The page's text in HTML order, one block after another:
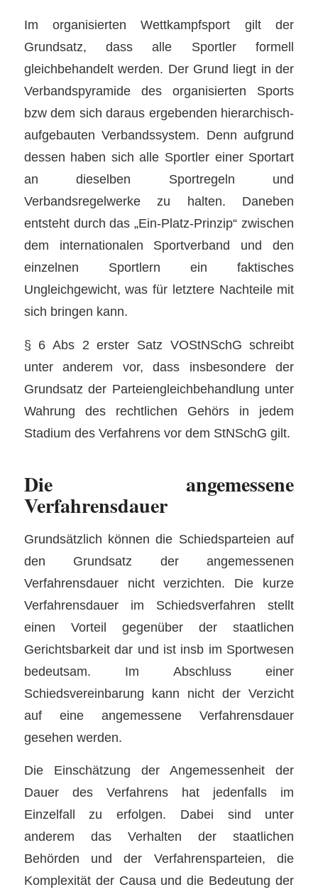
Im organisierten Wettkampfsport gilt der
Grundsatz, dass alle Sportler formell
gleichbehandelt werden. Der Grund liegt in der
Verbandspyramide des organisierten Sports
bzw dem sich daraus ergebenden hierarchisch-
aufgebauten Verbandssystem. Denn aufgrund
dessen haben sich alle Sportler einer Sportart
an dieselben Sportregeln und
Verbandsregelwerke zu halten. Daneben
entsteht durch das „Ein-Platz-Prinzip“ zwischen
dem internationalen Sportverband und den
einzelnen Sportlern ein faktisches
Ungleichgewicht, was für letztere Nachteile mit
sich bringen kann.
§ 6 Abs 2 erster Satz VOStNSchG schreibt
unter anderem vor, dass insbesondere der
Grundsatz der Parteiengleichbehandlung unter
Wahrung des rechtlichen Gehörs in jedem
Stadium des Verfahrens vor dem StNSchG gilt.
Die angemessene
Verfahrensdauer
Grundsätzlich können die Schiedsparteien auf
den Grundsatz der angemessenen
Verfahrensdauer nicht verzichten. Die kurze
Verfahrensdauer im Schiedsverfahren stellt
einen Vorteil gegenüber der staatlichen
Gerichtsbarkeit dar und ist insb im Sportwesen
bedeutsam. Im Abschluss einer
Schiedsvereinbarung kann nicht der Verzicht
auf eine angemessene Verfahrensdauer
gesehen werden.
Die Einschätzung der Angemessenheit der
Dauer des Verfahrens hat jedenfalls im
Einzelfall zu erfolgen. Dabei sind unter
anderem das Verhalten der staatlichen
Behörden und der Verfahrensparteien, die
Komplexität der Causa und die Bedeutung der